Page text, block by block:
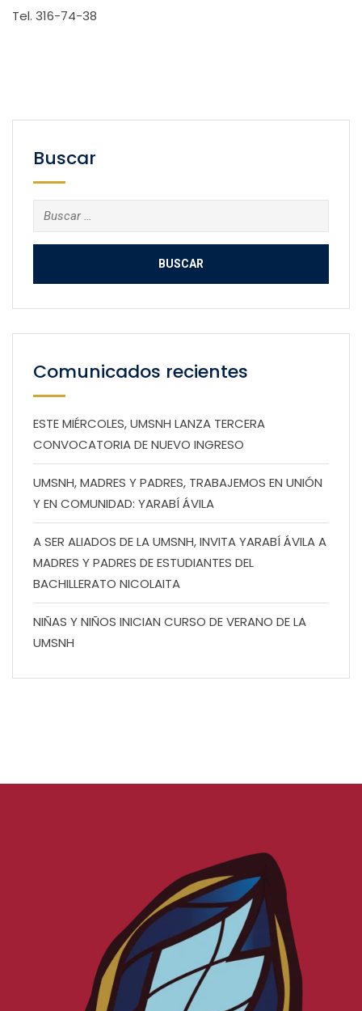
Tel. 316-74-38
Buscar
Buscar:
Comunicados recientes
ESTE MIÉRCOLES, UMSNH LANZA TERCERA
CONVOCATORIA DE NUEVO INGRESO
UMSNH, MADRES Y PADRES, TRABAJEMOS EN UNIÓN
Y EN COMUNIDAD: YARABÍ ÁVILA
A SER ALIADOS DE LA UMSNH, INVITA YARABÍ ÁVILA A
MADRES Y PADRES DE ESTUDIANTES DEL
BACHILLERATO NICOLAITA
NIÑAS Y NIÑOS INICIAN CURSO DE VERANO DE LA
UMSNH